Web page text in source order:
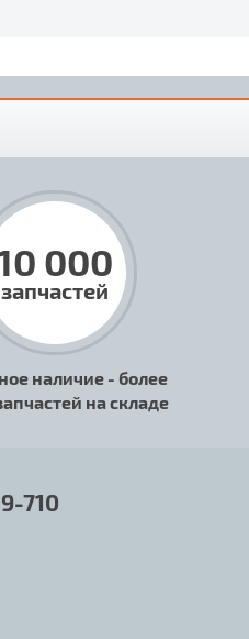
000
запчастей
наличие - более
на складе
710